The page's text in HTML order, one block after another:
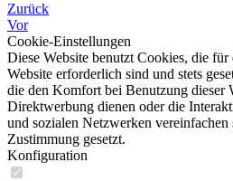
Zurück
Vor
Cookie-Einstellungen
Diese Website benutzt Cookies, die
Website erforderlich sind und stets
die den Komfort bei Benutzung dieser
Direktwerbung dienen oder die
und sozialen Netzwerken
Zustimmung gesetzt.
Konfiguration